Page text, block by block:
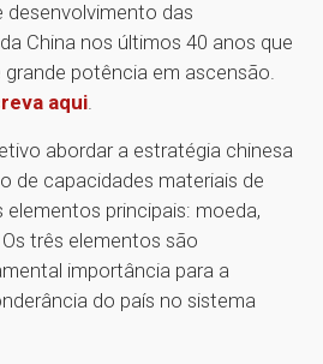
desenvolvimento das
China nos últimos 40 anos que
potência em ascensão.
aqui
abordar a estratégia chinesa
de capacidades materiais de
principais: moeda,
três elementos são
importância para a
do país no sistema